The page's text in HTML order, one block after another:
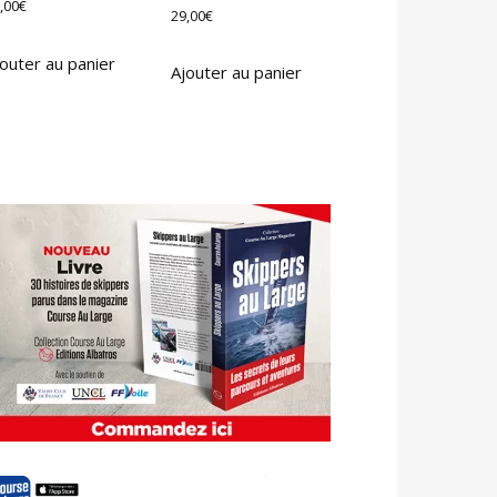
€
au panier
29,00€
Ajouter au panier